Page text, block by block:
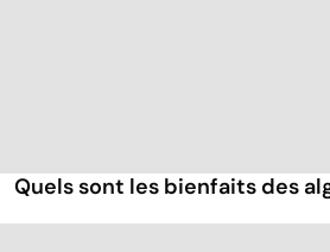
Quels sont les bienfaits des